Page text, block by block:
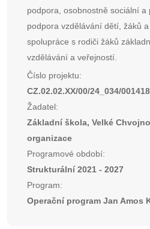
podpora, osobnostně sociální
podpora vzdělávání dětí, žáků
spolupráce s rodiči žáků
vzdělávání a veřejností.
Číslo projektu:
CZ.02.02.XX/00/24_034/
Žadatel:
Základní škola, Velké
organizace
Programové období:
Strukturální 2021 - 2027
Program:
Operační program Jan Amos